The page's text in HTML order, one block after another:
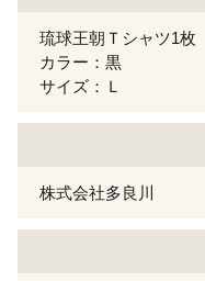
琉球王朝Ｔシャツ1枚
カラー：黒
サイズ：Ｌ
株式会社多良川